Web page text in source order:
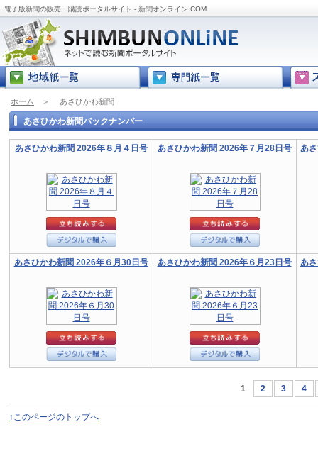
電子版新聞の販売・購読ポータルサイト - 新聞オンライン.COM
ホーム ＞ あさひかわ新聞
あさひかわ新聞バックナンバー
あさひかわ新聞 2026年８月４日号 あさひかわ新聞 2026年７月28日号 あ
あさひかわ新聞 2026年６月30日号 あさひかわ新聞 2026年６月23日号 あ
1 2 3 4
↑このページのトップへ